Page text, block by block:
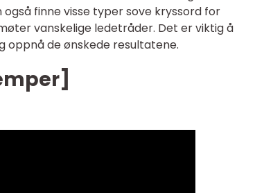
finne visse typer sove kryssord for
vanskelige ledetråder. Det er viktig å
oppnå de ønskede resultatene.